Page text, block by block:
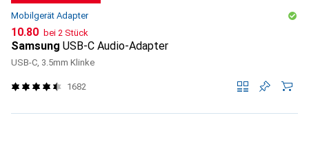
Mobilgerät Adapter
CHF
10.80 bei 2 Stück
Samsung USB-C Audio-Adapter
USB-C, 3.5mm Klinke
1682